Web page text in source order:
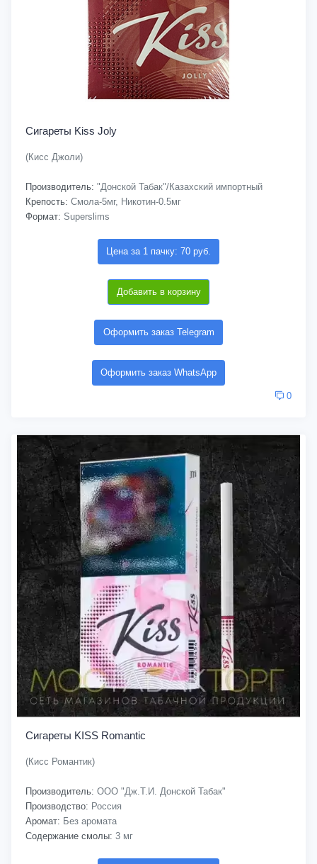
Сигареты Kiss Joly
(Кисс Джоли)
Производитель: "Донской Табак"/Казахский импортный
Крепость: Смола-5мг, Никотин-0.5мг
Формат: Superslims
Цена за 1 пачку: 70 руб.
Добавить в корзину
Оформить заказ Telegram
Оформить заказ WhatsApp
0
Сигареты KISS Romantic
(Кисс Романтик)
Производитель: ООО "Дж.Т.И. Донской Табак"
Производство: Россия
Аромат: Без аромата
Содержание смолы: 3 мг